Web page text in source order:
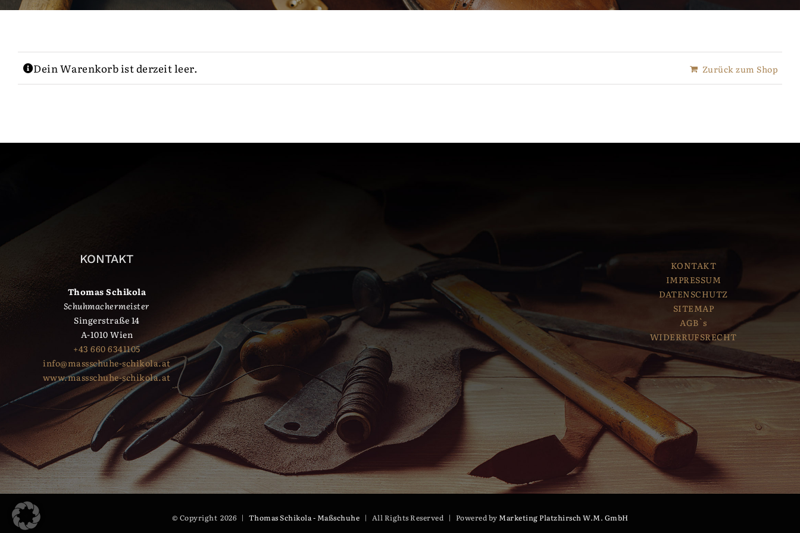
Dein Warenkorb ist derzeit leer. Zurück zum Shop
KONTAKT
Thomas Schikola
Schuhmachermeister
Singerstraße 14
A-1010 Wien
+43 660 6341105
info@massschuhe-schikola.at
www.massschuhe-schikola.at
KONTAKT
IMPRESSUM
DATENSCHUTZ
SITEMAP
AGB`s
WIDERRUFSRECHT
© Copyright 2026 | Thomas Schikola - Maßschuhe | All Rights Reserved | Powered byMarketing Platzhirsch W.M. GmbH